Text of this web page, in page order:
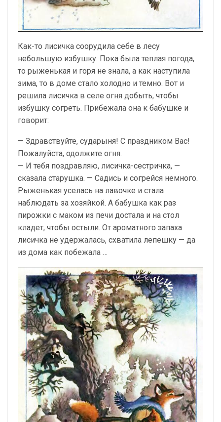
Как-то лисичка соорудила себе в лесу
небольшую избушку. Пока была теплая погода,
то рыженькая и горя не знала, а как наступила
зима, то в доме стало холодно и темно. Вот и
решила лисичка в селе огня добыть, чтобы
избушку согреть. Прибежала она к бабушке и
говорит:
— Здравствуйте, сударыня! С праздником Вас!
Пожалуйста, одолжите огня.
— И тебя поздравляю, лисичка-сестричка, —
сказала старушка. — Садись и согрейся немного.
Рыженькая уселась на лавочке и стала
наблюдать за хозяйкой. А бабушка как раз
пирожки с маком из печи достала и на стол
кладет, чтобы остыли. От ароматного запаха
лисичка не удержалась, схватила лепешку — да
из дома как побежала …